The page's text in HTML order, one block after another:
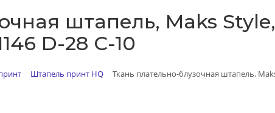
штапель, Maks
D-28 С-10
Штапель принт HQ Ткань плательно-блузочная штапель,